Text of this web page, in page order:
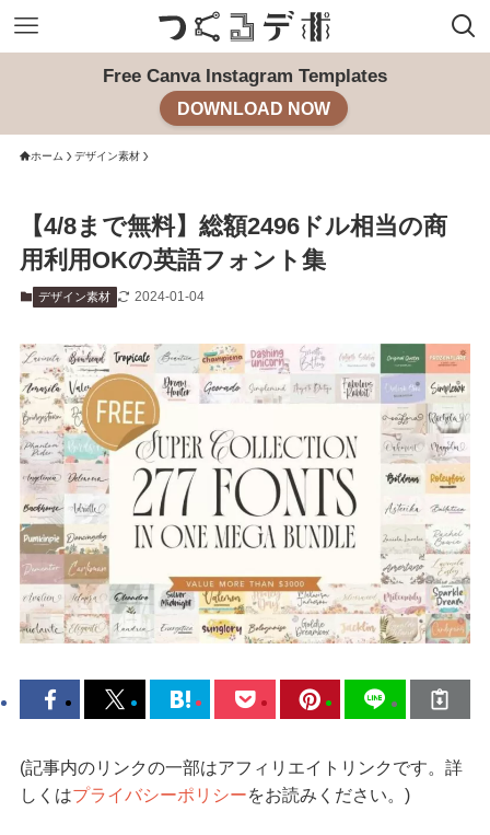
Free Canva Instagram Templates
DOWNLOAD NOW
ホーム デザイン素材
【4/8まで無料】総額2496ドル相当の商
用利用OKの英語フォント集
デザイン素材 2024-01-04
(記事内のリンクの一部はアフィリエイトリンクです。詳
しくはプライバシーポリシーをお読みください。)